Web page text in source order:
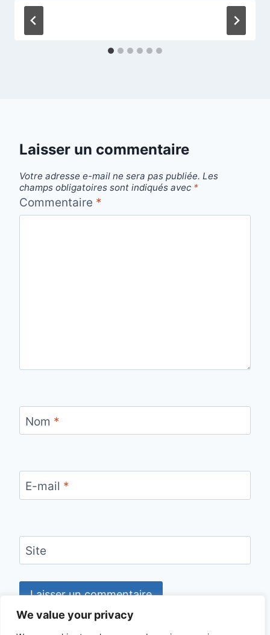
We value your privacy
Laisser un commentaire
Votre adresse e-mail ne sera pas publiée. Les
champs obligatoires sont indiqués avec *
Commentaire *
Nom *
E-mail *
Site